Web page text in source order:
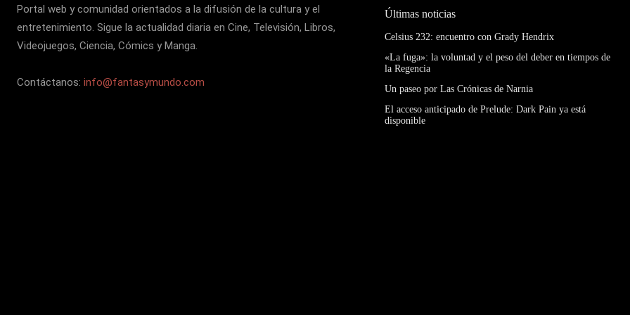
Portal web y comunidad orientados a la difusión de la cultura y el
entretenimiento. Sigue la actualidad diaria en Cine, Televisión, Libros,
Videojuegos, Ciencia, Cómics y Manga.
Contáctanos: info@fantasymundo.com
Últimas noticias
Celsius 232: encuentro con Grady Hendrix
«La fuga»: la voluntad y el peso del deber en tiempos de
la Regencia
Un paseo por Las Crónicas de Narnia
El acceso anticipado de Prelude: Dark Pain ya está
disponible